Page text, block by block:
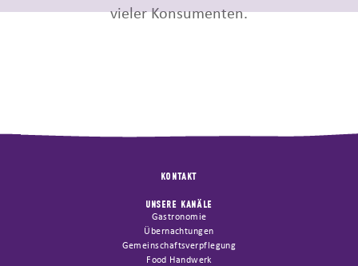
vieler Konsumenten.
KONTAKT
UNSERE KANÄLE
Gastronomie
Übernachtungen
Gemeinschaftsverpflegung
Food Handwerk